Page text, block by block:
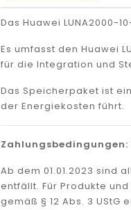
Das Huawei LUNA2000-
Es umfasst den Huawei
für die Integration und
Das Speicherpaket ist
der Energiekosten führt.
Zahlungsbedingungen:
Ab dem 01.01.2023 sind
entfällt. Für Produkte
gemäß § 12 Abs. 3